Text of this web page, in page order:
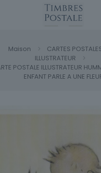
Maison
CARTES
ILLUSTRATEUR
POSTALE ILLUSTRATEUR
ENFANT PARLE A UNE